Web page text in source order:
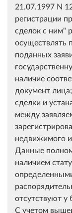
21.07.1997 N
регистрации
сделок с ним"
осуществлять
поданных
наличие
документ
сделки и
между
недвижимого
Данные
наличием
отсутствуют у
С учетом